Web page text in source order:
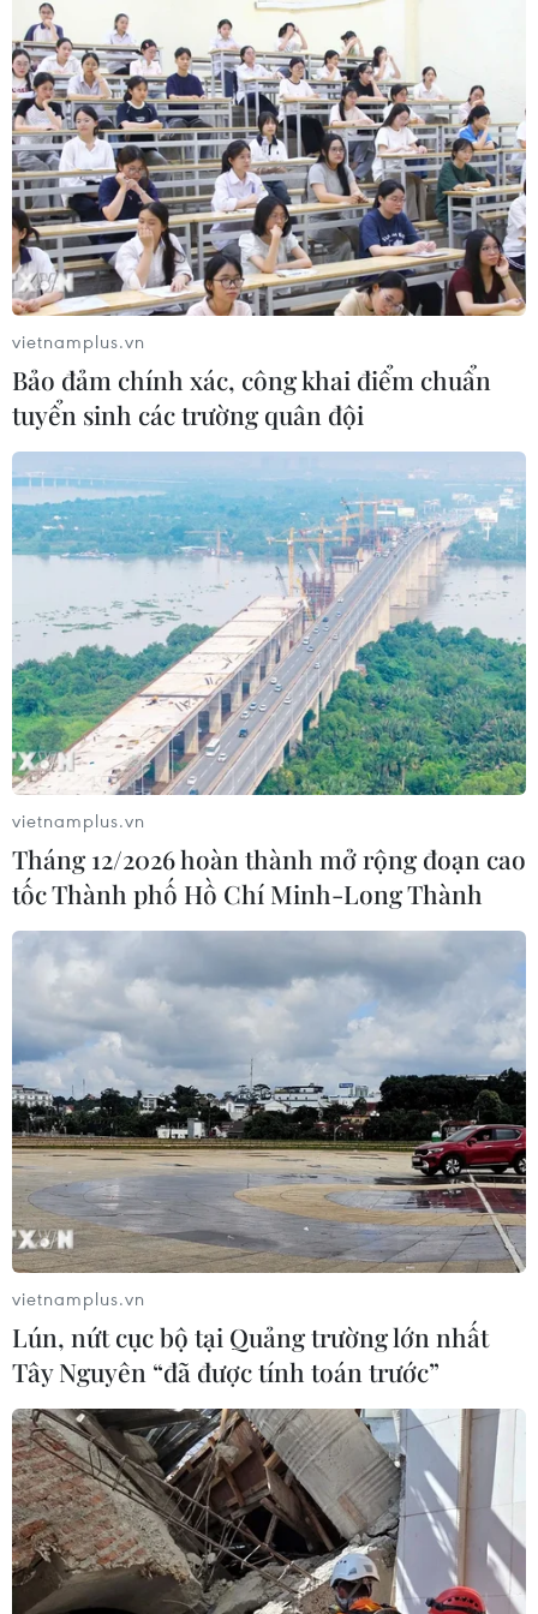
TIN CÙNG CHUYÊN MỤC
Tổng thống Mỹ Donald Trump nói
vietnamplus.vn
Bảo đảm chính xác, công khai điểm chuẩn
tuyển sinh các trường quân đội
vietnamplus.vn
Tháng 12/2026 hoàn thành mở rộng đoạn cao
tốc Thành phố Hồ Chí Minh-Long Thành
vietnamplus.vn
Lún, nứt cục bộ tại Quảng trường lớn nhất
Tây Nguyên “đã được tính toán trước”